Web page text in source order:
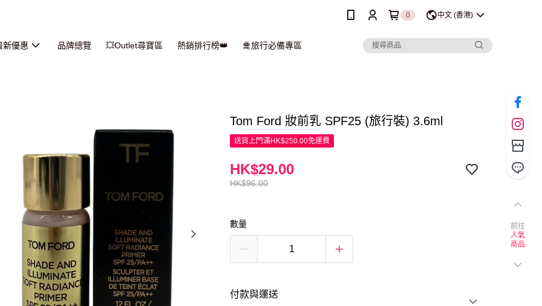
0 中文 (香港)
新優惠 品牌總覽 💥Outlet尋寶區 熱銷排行榜👑 🛅旅行必備專區
Tom Ford 妝前乳 SPF25 (旅行裝) 3.6ml
送貨上門滿HK$250.00免運費
HK$96.00
HK$29.00
數量
付款與運送
前往
人氣
商品